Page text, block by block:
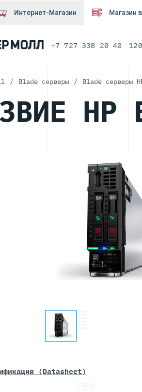
Интернет-Магазин Магазин
+7 727 338 20 40
/ Blade серверы / Blade серверы
HP
(Datasheet)